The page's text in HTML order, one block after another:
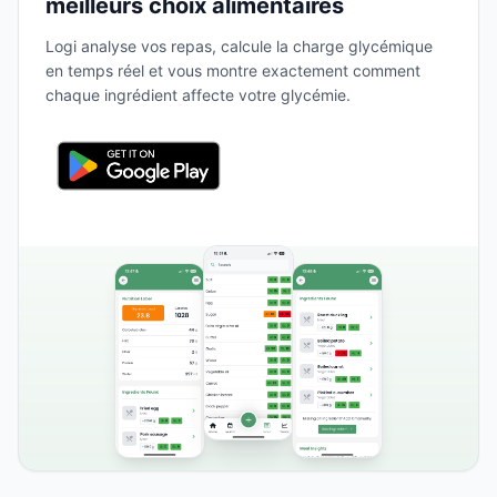
meilleurs choix alimentaires
Logi analyse vos repas, calcule la charge glycémique
en temps réel et vous montre exactement comment
chaque ingrédient affecte votre glycémie.